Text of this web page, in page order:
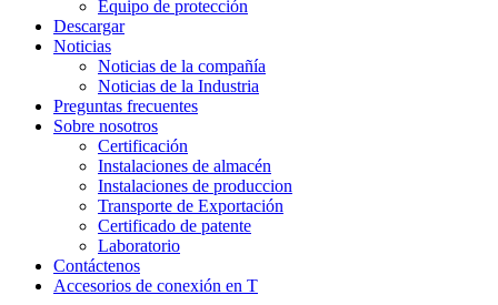
Equipo de protección
Descargar
Noticias
Noticias de la compañía
Noticias de la Industria
Preguntas frecuentes
Sobre nosotros
Certificación
Instalaciones de almacén
Instalaciones de produccion
Transporte de Exportación
Certificado de patente
Laboratorio
Contáctenos
Accesorios de conexión en T